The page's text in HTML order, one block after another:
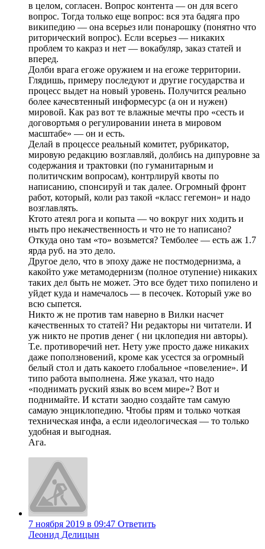
в целом, согласен. Вопрос контента — он для всего
вопрос. Тогда только еще вопрос: вся эта бадяга про
википедию — она всерьез или понарошку (понятно что
риторический вопрос). Если всерьез — никаких
проблем то какраз и нет — вокабуляр, заказ статей и
вперед.
Долби врага егоже оружием и на егоже территории.
Глядишь, примеру последуют и другие государства и
процесс выдет на новый уровень. Получится реально
более качесвтенный информесурс (а он и нужен)
мировой. Как раз вот те влажные мечты про «сесть и
договортьмя о регулировании инета в мировом
масштабе» — он и есть.
Делай в процессе реальный комитет, рубрикатор,
мировую редакцию возглавляй, долбись на дипуровне за
содержания и трактовки (по гуманитарным и
политичским вопросам), контрлируй квоты по
написанию, спонсируй и так далее. Огромный фронт
работ, который, коли раз такой «класс гегемон» и надо
возглавлять.
Ктото атеял рога и копыта — чо вокруг них ходить и
ныть про некачественность и что не то написано?
Откуда оно там «то» возьмется? Темболее — есть аж 1.7
ярда руб. на это дело.
Другое дело, что в эпоху даже не постмодернизма, а
какойто уже метамодернизм (полное отупение) никаких
таких дел быть не может. Это все будет тихо попилено и
уйдет куда и намечалось — в песочек. Который уже во
всю сыпется.
Никто ж не против там наверно в Вилки насчет
качественных то статей? Ни редакторы ни читатели. И
уж никто не против денег ( ни цклопедия ни авторы).
Т.е. противоречий нет. Нету уже просто даже никаких
даже поползновений, кроме как усестся за огромный
белый стол и дать какоето глобальное «повеление». И
типо работа выполнена. Яже указал, что надо
«поднимать руский язык во всем мире»? Вот и
поднимайте. И кстати заодно создайте там самую
самаую энциклопедию. Чтобы прям и только чоткая
техническая инфа, а если идеологическая — то только
удобная и выгодная.
Ага.
7 ноября 2019 в 09:47 Ответить
Леонид Делицын